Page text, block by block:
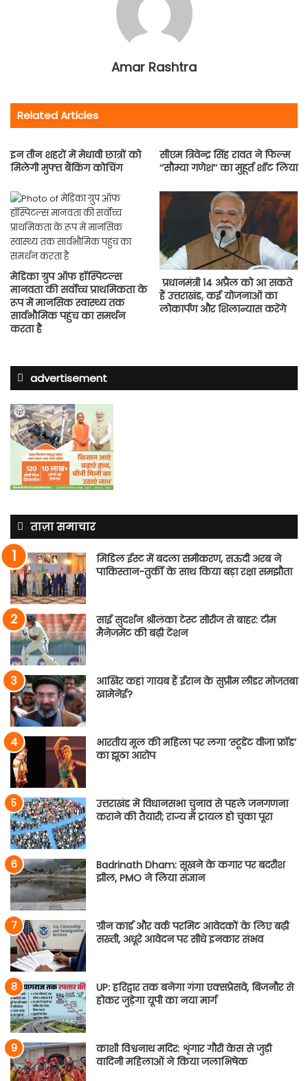
Amar Rashtra
Related Articles
इन तीन शहरों में मेधावी छात्रों को
मिलेगी मुफ्त बैंकिंग कोचिंग
सीएम त्रिवेन्द्र सिंह रावत ने फिल्म
‘‘सौम्या गणेश‘‘ का मुहूर्त शॉट लिया
मेडिका ग्रुप ऑफ हॉस्पिटल्स
मानवता की सर्वोच्च प्राथमिकता के
रूप में मानसिक स्वास्थ्य तक
सार्वभौमिक पहुंच का समर्थन
करता है
प्रधानमंत्री 14 अप्रैल को आ सकते
हैं उत्तराखंड, कई योजनाओं का
लोकार्पण और शिलान्यास करेंगे
advertisement
ताज़ा समाचार
मिडिल ईस्ट में बदला समीकरण, सऊदी अरब ने
पाकिस्तान-तुर्की के साथ किया बड़ा रक्षा समझौता
साई सुदर्शन श्रीलंका टेस्ट सीरीज से बाहर: टीम
मैनेजमेंट की बढ़ी टेंशन
आखिर कहां गायब हैं ईरान के सुप्रीम लीडर मोजतबा
खामेनेई?
भारतीय मूल की महिला पर लगा ‘स्टूडेंट वीजा फ्रॉड’
का झूठा आरोप
उत्तराखंड में विधानसभा चुनाव से पहले जनगणना
कराने की तैयारी; राज्य में ट्रायल हो चुका पूरा
Badrinath Dham: सूखने के कगार पर बदरीश
झील, PMO ने लिया संज्ञान
ग्रीन कार्ड और वर्क परमिट आवेदकों के लिए बढ़ी
सख्ती, अधूरे आवेदन पर सीधे इनकार संभव
UP: हरिद्वार तक बनेगा गंगा एक्सप्रेसवे, बिजनौर से
होकर जुड़ेगा यूपी का नया मार्ग
काशी विश्वनाथ मदिर: शृंगार गौरी केस से जुड़ी
वादिनी महिलाओं ने किया जलाभिषेक